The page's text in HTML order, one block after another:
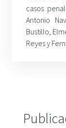
casos
Antonio
Bustillo,
Reyes y